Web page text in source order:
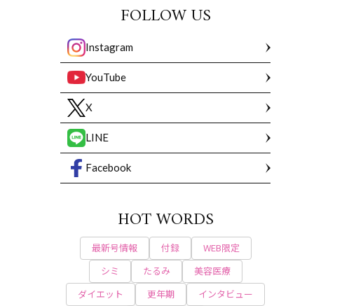
FOLLOW US
Instagram
YouTube
X
LINE
Facebook
HOT WORDS
最新号情報 付録
WEB限定
シミ
たるみ
美容医療
ダイエット
更年期
インタビュー